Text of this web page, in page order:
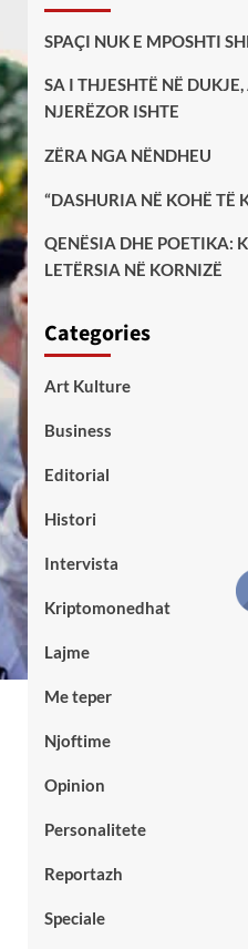
SPAÇI NUK E MPOSHTI
SA I THJESHTË NË
NJERËZOR ISHTE
ZËRA NGA NËNDHEU
“DASHURIA NË KOHË TË
QENËSIA DHE POETIKA:
LETËRSIA NË KORNIZË
Categories
Art Kulture
Business
Editorial
Histori
Intervista
Kriptomonedhat
Lajme
Me teper
Njoftime
Opinion
Personalitete
Reportazh
Speciale